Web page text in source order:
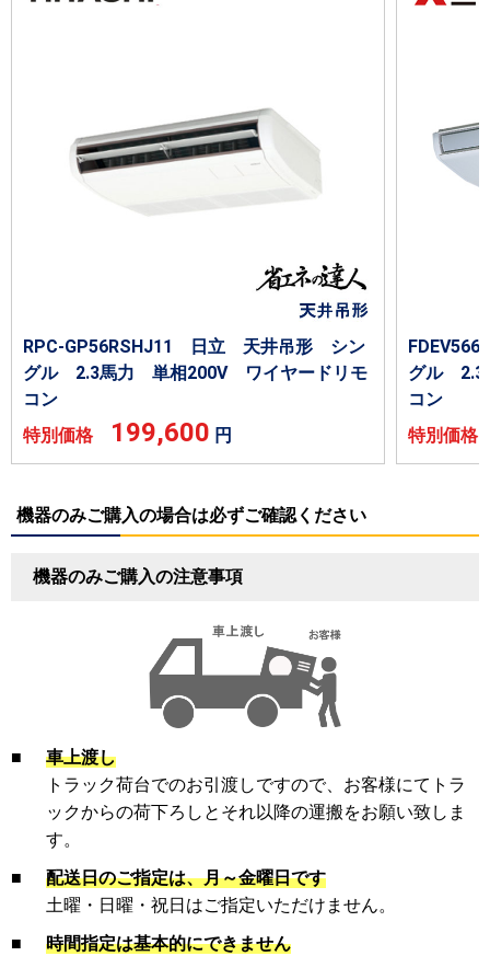
RPC-GP56RSHJ11 日立 天井吊形 シン
グル 2.3馬力 単相200V ワイヤードリモ
コン
特別価格
199,600 円
グル 2.3
コン
特別価
機器のみご購入の場合は必ずご確認ください
機器のみご購入の注意事項
■
車上渡し
トラック荷台でのお引渡しですので、お客様にてトラ
ックからの荷下ろしとそれ以降の運搬をお願い致しま
す。
■
配送日のご指定は、月～金曜日です
土曜・日曜・祝日はご指定いただけません。
■
時間指定は基本的にできません